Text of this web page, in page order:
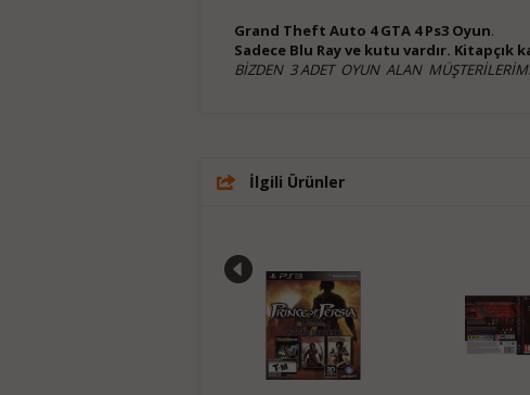
Grand Theft Auto 4 GTA 4 Ps3 Oyun.
Sadece Blu Ray ve kutu vardır.
BİZDEN 3 ADET OYUN ALAN
İlgili Ürünler